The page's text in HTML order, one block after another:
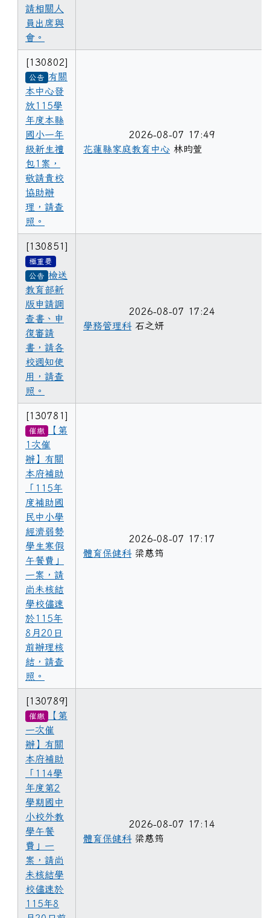
請相關人
員出席與
會。
[130802]
公告 有關
本中心發
放115學
年度本縣
國小一年
級新生禮
包1案，
敬請貴校
協助辦
理，請查
照。
2026-08-07 17:49
花蓮縣家庭教育中心 林昀萱
[130851]
極重要
公告 檢送
教育部新
版申請調
查書、申
復審請
書，請各
校週知使
用，請查
照。
2026-08-07 17:24
學務管理科 石之妍
[130781]
催繳
【第
1次催
辦】有關
本府補助
「115年
度補助國
民中小學
經濟弱勢
學生寒假
午餐費」
一案，請
尚未核結
學校儘速
於115年
8月20日
前辦理核
結，請查
照。
2026-08-07 17:17
體育保健科 梁慈筠
[130789]
催繳
【第
一次催
辦】有關
本府補助
「114學
年度第2
學期國中
小校外教
學午餐
費」一
案，請尚
未核結學
校儘速於
115年8
2026-08-07 17:14
體育保健科 梁慈筠